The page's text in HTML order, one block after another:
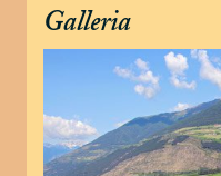
Galleria